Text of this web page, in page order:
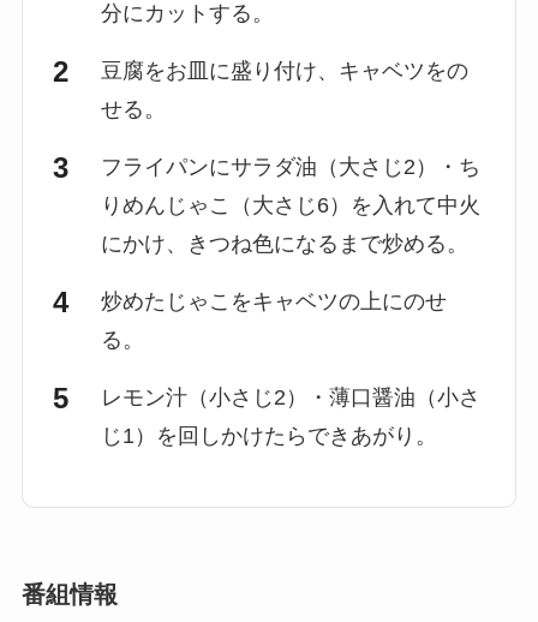
分にカットする。
豆腐をお皿に盛り付け、キャベツをの
せる。
フライパンにサラダ油（大さじ2）・ち
りめんじゃこ（大さじ6）を入れて中火
にかけ、きつね色になるまで炒める。
炒めたじゃこをキャベツの上にのせ
る。
レモン汁（小さじ2）・薄口醤油（小さ
じ1）を回しかけたらできあがり。
番組情報